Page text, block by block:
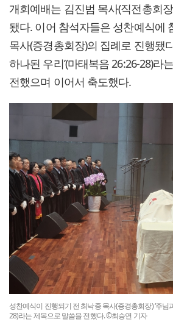
개회예배는 김진범 목사(직전총회
됐다. 이어 참석자들은 성찬예식에
목사(증경총회장)의 집례로 진행됐
하나된 우리’(마태복음 26:26-28)라
전했으며 이어서 축도했다.
성찬예식이 진행되기 전 최낙중 목사(증경총회장) ‘주님
28)라는 제목으로 말씀을 전했다. ©최승연 기자